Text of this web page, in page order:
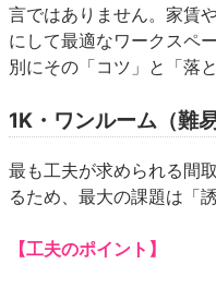
言ではありません。家賃
にして最適なワークスペ
別にその「コツ」と「落
1K・ワンルーム（難
最も工夫が求められる間
るため、最大の課題は「
【工夫のポイント】